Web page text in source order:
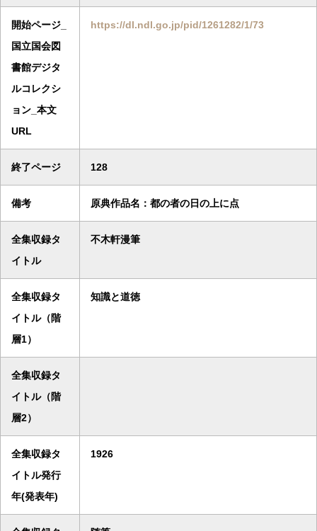
開始ページ_
国立国会図
書館デジタ
ルコレクシ
ョン_本文
URL
https://dl.ndl.go.jp/pid/1261282/1/73
終了ページ 128
備考 原典作品名：都の者の日の上に点
全集収録タ
イトル
不木軒漫筆
全集収録タ
イトル（階
層1）
知識と道徳
全集収録タ
イトル（階
層2）
全集収録タ
イトル発行
年(発表年)
1926